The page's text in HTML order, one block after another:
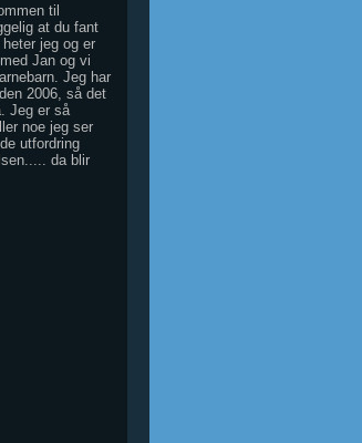
til
at du fant
jeg og er
Jan og vi
Jeg har
2006, så det
Jeg er så
noe jeg ser
utfordring
da blir